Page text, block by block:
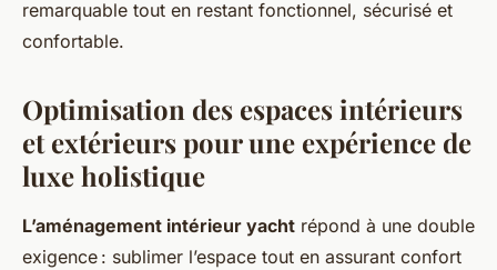
remarquable tout en restant fonctionnel, sécurisé et
confortable.
Optimisation des espaces intérieurs
et extérieurs pour une expérience de
luxe holistique
L’aménagement intérieur yacht répond à une double
exigence : sublimer l’espace tout en assurant confort